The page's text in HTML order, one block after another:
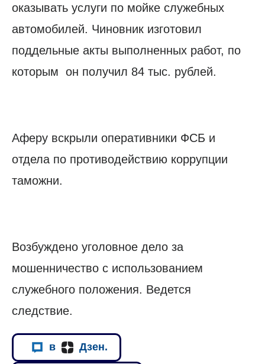
оказывать услуги по мойке служебных
автомобилей. Чиновник изготовил
поддельные акты выполненных работ, по
которым он получил 84 тыс. рублей.
Аферу вскрыли оперативники ФСБ и
отдела по противодействию коррупции
таможни.
Возбуждено уголовное дело за
мошенничество с использованием
служебного положения. Ведется
следствие.
в Дзен.